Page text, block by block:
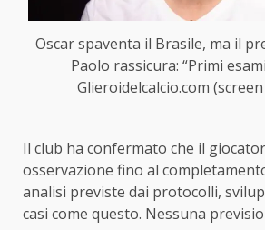
Oscar spaventa il Brasile, ma il
Paolo rassicura: “Primi
Glieroidelcalcio.com
Il club ha confermato che il
osservazione fino al
analisi previste dai protocolli,
casi come questo. Nessuna